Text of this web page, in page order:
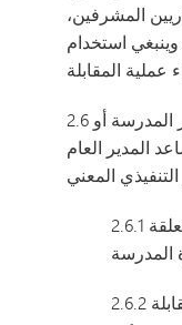
المشرفين،
استخدام
2.6 يتم الاختيار النهائي من قِبل مدير المدرسة أو
المدير العام
2.6.1 يقدم المدير العام جميع التوصيات المتعلقة
2.6.2 سيتم إخطار المتقدمين الذين خضعوا للمقابلة